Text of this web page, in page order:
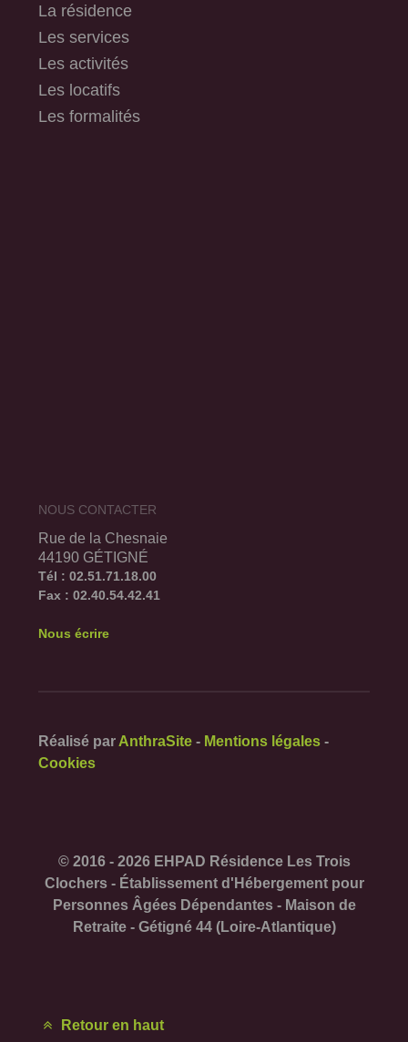
La résidence
Les services
Les activités
Les locatifs
Les formalités
NOUS CONTACTER
Rue de la Chesnaie
44190 GÉTIGNÉ
Tél : 02.51.71.18.00
Fax : 02.40.54.42.41
Nous écrire
Réalisé par AnthraSite - Mentions légales -
Cookies
© 2016 - 2026 EHPAD Résidence Les Trois
Clochers - Établissement d'Hébergement pour
Personnes Âgées Dépendantes - Maison de
Retraite - Gétigné 44 (Loire-Atlantique)
Retour en haut